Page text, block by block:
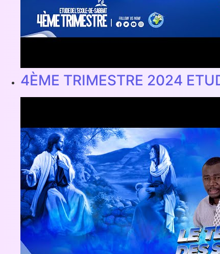
4ÈME TRIMESTRE 2024